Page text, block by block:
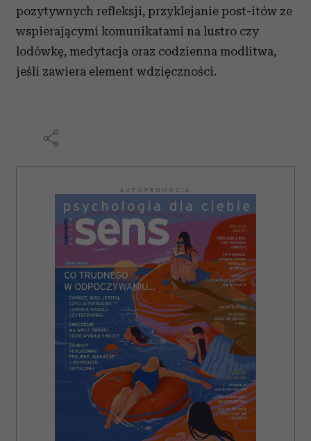
pozytywnych refleksji, przyklejanie post-itów ze
wspierającymi komunikatami na lustro czy
lodówkę, medytacja oraz codzienna modlitwa,
jeśli zawiera element wdzięczności.
AUTOPROMOCJA